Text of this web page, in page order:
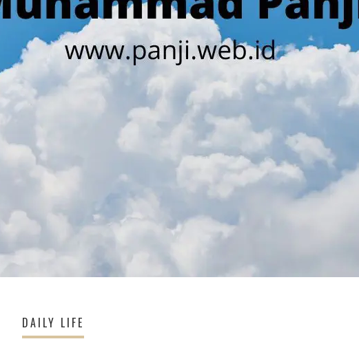
DAILY LIFE